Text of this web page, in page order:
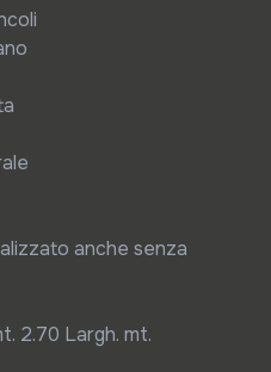
anche senza
2.70 Largh. mt.